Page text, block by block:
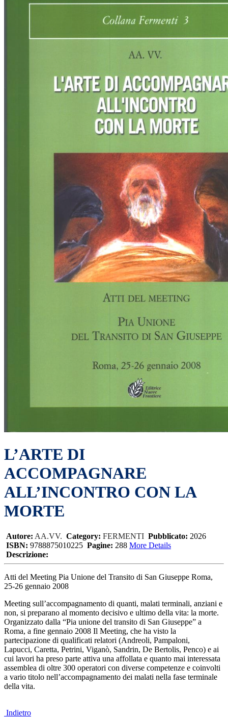
L’ARTE DI
ACCOMPAGNARE
ALL’INCONTRO CON LA
MORTE
Autore: AA.VV. Category: FERMENTI Pubblicato: 2026
ISBN: 9788875010225 Pagine: 288 More Details
Descrizione:
Atti del Meeting Pia Unione del Transito di San Giuseppe Roma,
25-26 gennaio 2008
Meeting sull’accompagnamento di quanti, malati terminali, anziani e
non, si preparano al momento decisivo e ultimo della vita: la morte.
Organizzato dalla “Pia unione del transito di San Giuseppe” a
Roma, a fine gennaio 2008 Il Meeting, che ha visto la
partecipazione di qualificati relatori (Andreoli, Pampaloni,
Lapucci, Caretta, Petrini, Viganò, Sandrin, De Bertolis, Penco) e ai
cui lavori ha preso parte attiva una affollata e quanto mai interessata
assemblea di oltre 300 operatori con diverse competenze e coinvolti
a vario titolo nell’accompagnamento dei malati nella fase terminale
della vita.
Indietro